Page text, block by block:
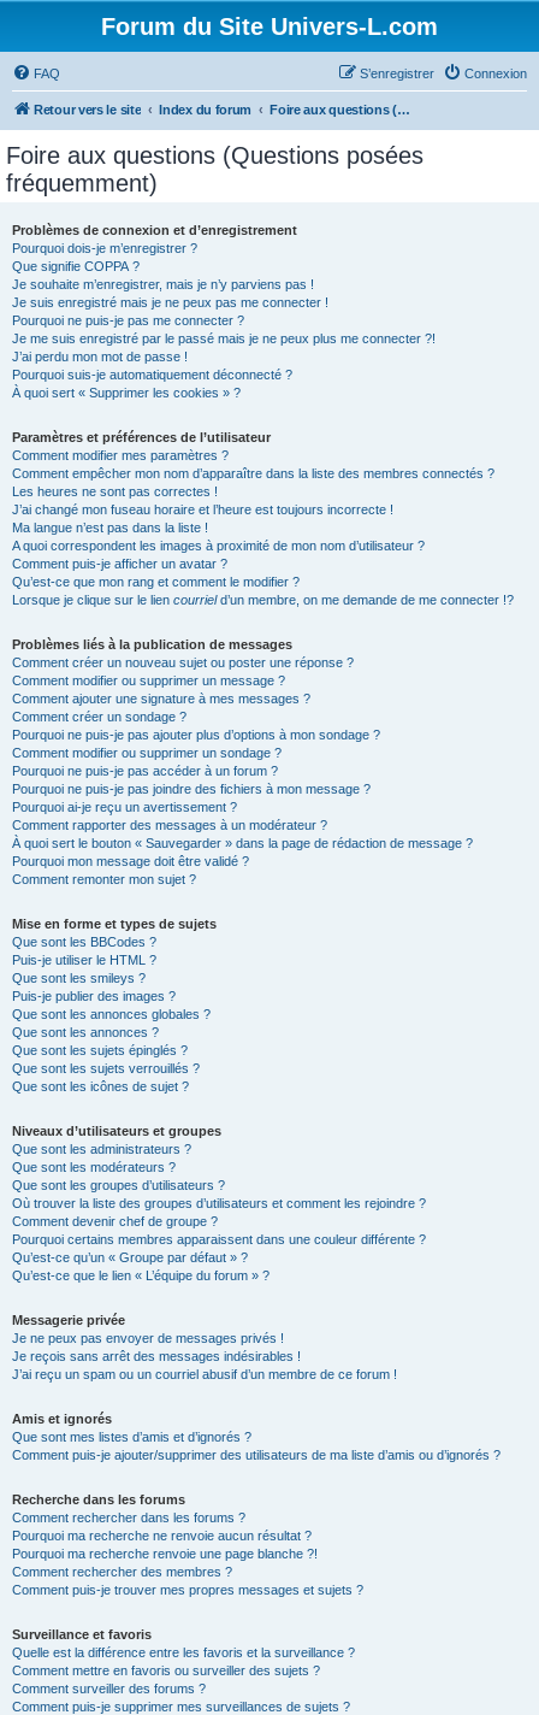
Forum du Site Univers-L.com
FAQ Connexion
S’enregistrer
Retour vers le site Index du forum Foire aux questions (Questions posées fréquemment)
Foire aux questions (Questions posées
fréquemment)
Problèmes de connexion et d’enregistrement
Pourquoi dois-je m’enregistrer ?
Que signifie COPPA ?
Je souhaite m’enregistrer, mais je n’y parviens pas !
Je suis enregistré mais je ne peux pas me connecter !
Pourquoi ne puis-je pas me connecter ?
Je me suis enregistré par le passé mais je ne peux plus me connecter ?!
J’ai perdu mon mot de passe !
Pourquoi suis-je automatiquement déconnecté ?
À quoi sert « Supprimer les cookies » ?
Paramètres et préférences de l’utilisateur
Comment modifier mes paramètres ?
Comment empêcher mon nom d’apparaître dans la liste des membres connectés ?
Les heures ne sont pas correctes !
J’ai changé mon fuseau horaire et l’heure est toujours incorrecte !
Ma langue n’est pas dans la liste !
A quoi correspondent les images à proximité de mon nom d’utilisateur ?
Comment puis-je afficher un avatar ?
Qu’est-ce que mon rang et comment le modifier ?
Lorsque je clique sur le lien courrield’un membre, on me demande de me connecter !?
Problèmes liés à la publication de messages
Comment créer un nouveau sujet ou poster une réponse ?
Comment modifier ou supprimer un message ?
Comment ajouter une signature à mes messages ?
Comment créer un sondage ?
Pourquoi ne puis-je pas ajouter plus d’options à mon sondage ?
Comment modifier ou supprimer un sondage ?
Pourquoi ne puis-je pas accéder à un forum ?
Pourquoi ne puis-je pas joindre des fichiers à mon message ?
Pourquoi ai-je reçu un avertissement ?
Comment rapporter des messages à un modérateur ?
À quoi sert le bouton « Sauvegarder » dans la page de rédaction de message ?
Pourquoi mon message doit être validé ?
Comment remonter mon sujet ?
Mise en forme et types de sujets
Que sont les BBCodes ?
Puis-je utiliser le HTML ?
Que sont les smileys ?
Puis-je publier des images ?
Que sont les annonces globales ?
Que sont les annonces ?
Que sont les sujets épinglés ?
Que sont les sujets verrouillés ?
Que sont les icônes de sujet ?
Niveaux d’utilisateurs et groupes
Que sont les administrateurs ?
Que sont les modérateurs ?
Que sont les groupes d’utilisateurs ?
Où trouver la liste des groupes d’utilisateurs et comment les rejoindre ?
Comment devenir chef de groupe ?
Pourquoi certains membres apparaissent dans une couleur différente ?
Qu’est-ce qu’un « Groupe par défaut » ?
Qu’est-ce que le lien « L’équipe du forum » ?
Messagerie privée
Je ne peux pas envoyer de messages privés !
Je reçois sans arrêt des messages indésirables !
J’ai reçu un spam ou un courriel abusif d’un membre de ce forum !
Amis et ignorés
Que sont mes listes d’amis et d’ignorés ?
Comment puis-je ajouter/supprimer des utilisateurs de ma liste d’amis ou d’ignorés ?
Recherche dans les forums
Comment rechercher dans les forums ?
Pourquoi ma recherche ne renvoie aucun résultat ?
Pourquoi ma recherche renvoie une page blanche ?!
Comment rechercher des membres ?
Comment puis-je trouver mes propres messages et sujets ?
Surveillance et favoris
Quelle est la différence entre les favoris et la surveillance ?
Comment mettre en favoris ou surveiller des sujets ?
Comment surveiller des forums ?
Comment puis-je supprimer mes surveillances de sujets ?